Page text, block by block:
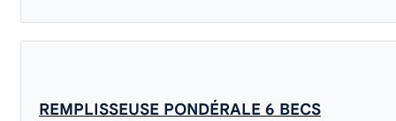
REMPLISSEUSE PONDÉRALE 6 BECS